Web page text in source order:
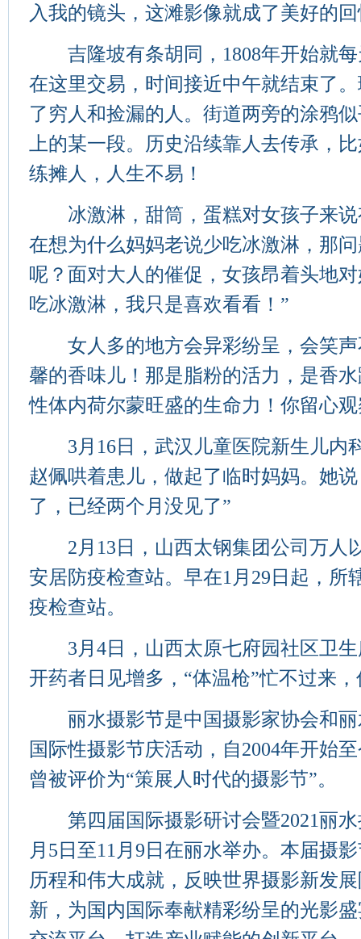
入我的镜头，这滩影像就成了美好的
吉隆坡有条胡同，1808年开始就每
在这里交易，时间接近中午就结束了
了穷人和捡漏的人。街道两旁的涂鸦
上的某一段。历史沿续靠人去传承，
练摊人，人生不易！
冰激淋，甜筒，蛋糕对女孩子来说
在想为什么妈妈老说少吃冰激淋，那
呢？面对大人的催促，女孩昂着头地
吃冰激淋，我只是喜欢看看！”
女人多的地方会异彩纷呈，会笑声
馨的香味儿！那是脂粉的活力，是香
性体内荷尔蒙旺盛的生命力！你留心
3月16日，武汉儿童医院新生儿内
赵佩哄着患儿，做起了临时妈妈。她
了，已经两个月没见了”
2月13日，山西太钢集团公司万人
安居防疫检查站。早在1月29日起，所
疫检查站。
3月4日，山西太原七府园社区卫生
开药者日见增多，“体温枪”忙不过来
丽水摄影节是中国摄影家协会和丽
国际性摄影节庆活动，自2004年开始
曾被评价为“策展人时代的摄影节”。
第四届国际摄影研讨会暨2021丽水
月5日至11月9日在丽水举办。本届摄
历程和伟大成就，反映世界摄影新发
新，为国内国际奉献精彩纷呈的光影